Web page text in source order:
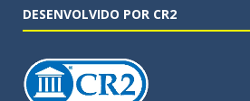
DESENVOLVIDO POR CR2